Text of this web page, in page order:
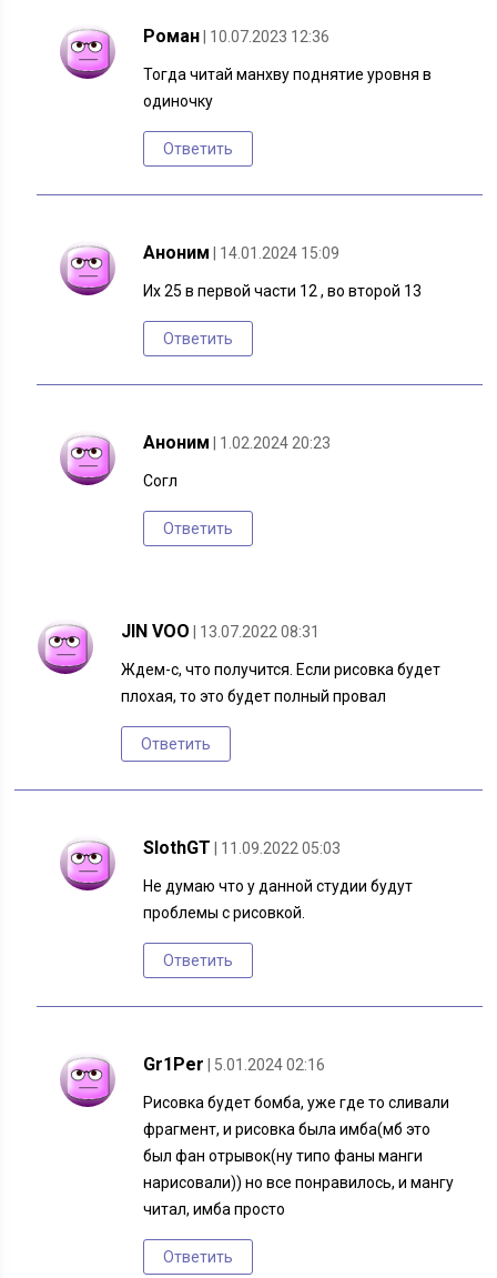
Роман | 10.07.2023 12:36
Тогда читай манхву поднятие уровня в
одиночку
Ответить
Аноним | 14.01.2024 15:09
Их 25 в первой части 12 , во второй 13
Ответить
Аноним | 1.02.2024 20:23
Согл
Ответить
JIN VOO | 13.07.2022 08:31
Ждем-с, что получится. Если рисовка будет
плохая, то это будет полный провал
Ответить
SlothGT | 11.09.2022 05:03
Не думаю что у данной студии будут
проблемы с рисовкой.
Ответить
Gr1Per | 5.01.2024 02:16
Рисовка будет бомба, уже где то сливали
фрагмент, и рисовка была имба(мб это
был фан отрывок(ну типо фаны манги
нарисовали)) но все понравилось, и мангу
читал, имба просто
Ответить